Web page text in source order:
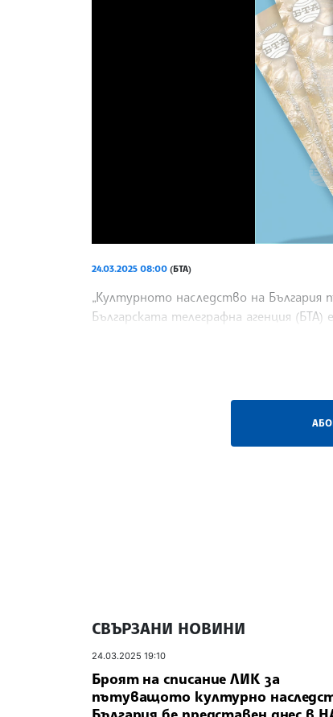
24.03.2025 08:00 (БТА)
„Културното наследство на
Българската телеграфна агенция
СВЪРЗАНИ НОВИНИ
24.03.2025 19:10
Броят на списание ЛИК за
пътуващото културно